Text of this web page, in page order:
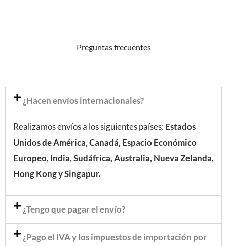
Preguntas frecuentes
¿Hacen envíos internacionales?
Realizamos envíos a los siguientes países: Estados
Unidos de América,Canadá, Espacio Económico
Europeo, India, Sudáfrica, Australia, Nueva Zelanda,
Hong Kong y Singapur.
¿Tengo que pagar el envío?
¿Pago el IVA y los impuestos de importación por